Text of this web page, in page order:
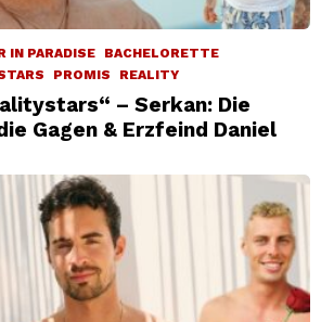
IN PARADISE
BACHELORETTE
PROMIS REALITY
– Serkan: Die
Gagen & Erzfeind Daniel